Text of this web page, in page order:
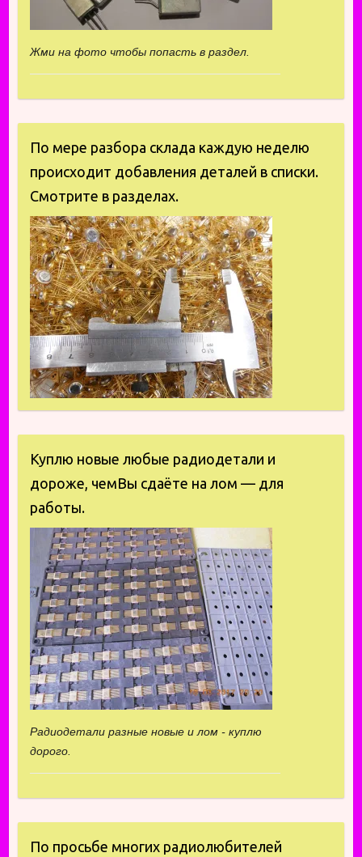
Жми на фото чтобы попасть в раздел.
По мере разбора склада каждую неделю
происходит добавления деталей в списки.
Смотрите в разделах.
Куплю новые любые радиодетали и
дороже, чемВы сдаёте на лом — для
работы.
Радиодетали разные новые и лом - куплю
дорого.
По просьбе многих радиолюбителей